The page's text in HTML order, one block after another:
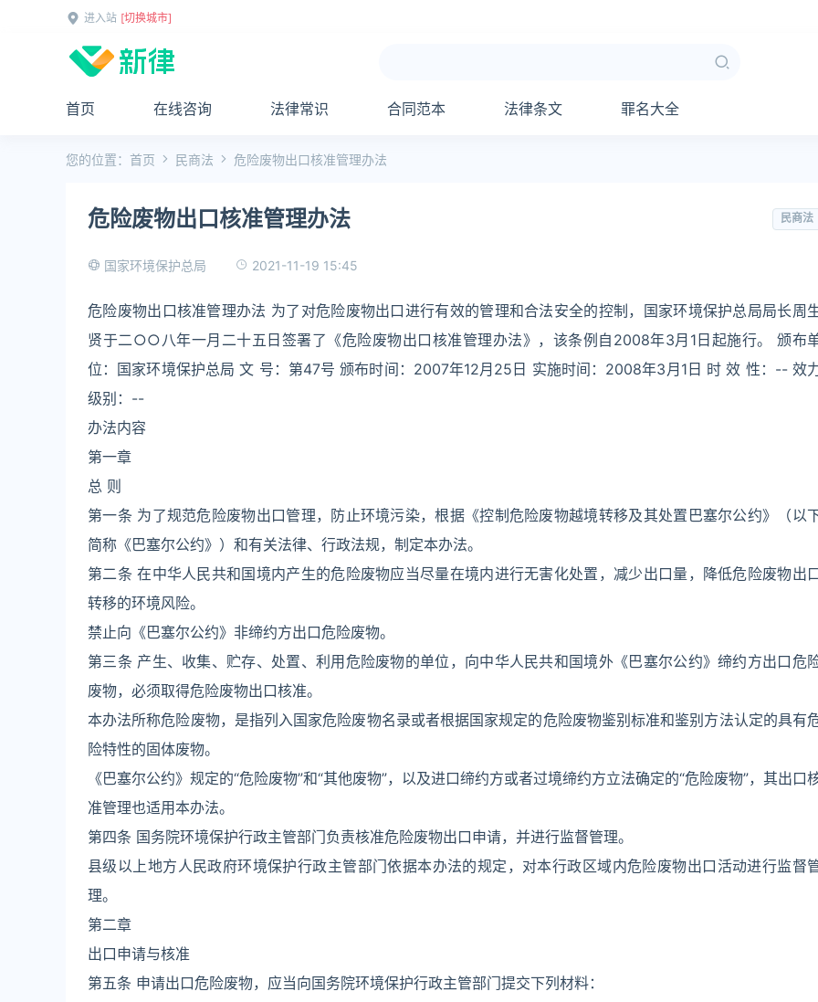
进入站 [切换城市]
首页 在线咨询 法律常识 合同范本 法律条文 罪名大全
您的位置： 首页 民商法 危险废物出口核准管理办法
危险废物出口核准管理办法 民商法
国家环境保护总局 2021-11-19 15:45
危险废物出口核准管理办法 为了对危险废物出口进行有效的管理和合法安全的控制，国家环境保护总局局长周
贤于二○○八年一月二十五日签署了《危险废物出口核准管理办法》，该条例自2008年3月1日起施行。 颁布
位：国家环境保护总局 文 号：第47号 颁布时间：2007年12月25日 实施时间：2008年3月1日 时 效 性：-- 效
级别：--
办法内容
第一章
总 则
第一条 为了规范危险废物出口管理，防止环境污染，根据《控制危险废物越境转移及其处置巴塞尔公约》（以
简称《巴塞尔公约》）和有关法律、行政法规，制定本办法。
第二条 在中华人民共和国境内产生的危险废物应当尽量在境内进行无害化处置，减少出口量，降低危险废物出
转移的环境风险。
禁止向《巴塞尔公约》非缔约方出口危险废物。
第三条 产生、收集、贮存、处置、利用危险废物的单位，向中华人民共和国境外《巴塞尔公约》缔约方出口危
废物，必须取得危险废物出口核准。
本办法所称危险废物，是指列入国家危险废物名录或者根据国家规定的危险废物鉴别标准和鉴别方法认定的具有
险特性的固体废物。
《巴塞尔公约》规定的“危险废物”和“其他废物”，以及进口缔约方或者过境缔约方立法确定的“危险废物”，其出口
准管理也适用本办法。
第四条 国务院环境保护行政主管部门负责核准危险废物出口申请，并进行监督管理。
县级以上地方人民政府环境保护行政主管部门依据本办法的规定，对本行政区域内危险废物出口活动进行监督
理。
第二章
出口申请与核准
第五条 申请出口危险废物，应当向国务院环境保护行政主管部门提交下列材料：